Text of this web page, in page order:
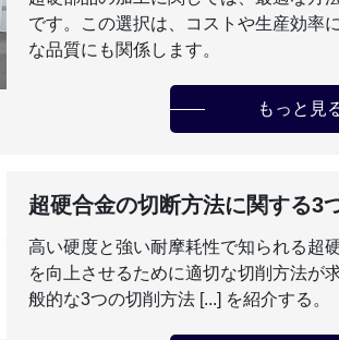
です。この選択は、コストや生産効率
な品質にも関係します。
もっと見
超硬合金の切断方法に関する3
高い硬度と強い耐摩耗性で知られる超
を向上させるために適切な切削方法が
般的な3つの切削方法 [...] を紹介する。